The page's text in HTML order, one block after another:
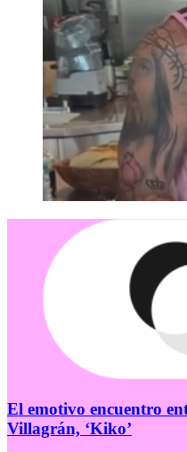
El emotivo encuentro
Villagrán, ‘Kiko’